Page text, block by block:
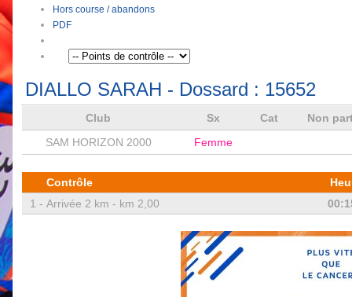
Hors course / abandons
PDF
DIALLO SARAH - Dossard : 15652
Club Sx Cat
Non
SAM HORIZON 2000
Femme
Contrôle
1 - Arrivée 2 km - km 2,00